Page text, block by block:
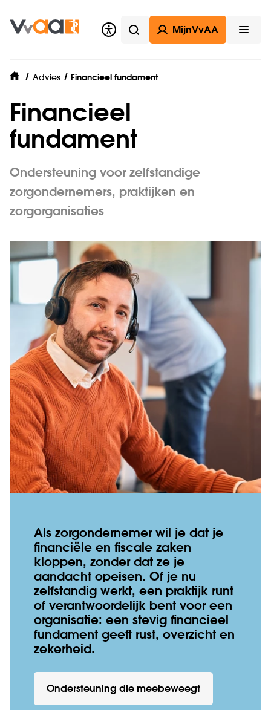
Zoeken
MijnVvAA
home
Advies Financieel fundament
Financieel
fundament
Ondersteuning voor zelfstandige
zorgondernemers, praktijken en
zorgorganisaties
Als zorgondernemer wil je dat je
financiële en fiscale zaken
kloppen, zonder dat ze je
aandacht opeisen. Of je nu
zelfstandig werkt, een praktijk runt
of verantwoordelijk bent voor een
organisatie: een stevig financieel
fundament geeft rust, overzicht en
zekerheid.
Ondersteuning die meebeweegt